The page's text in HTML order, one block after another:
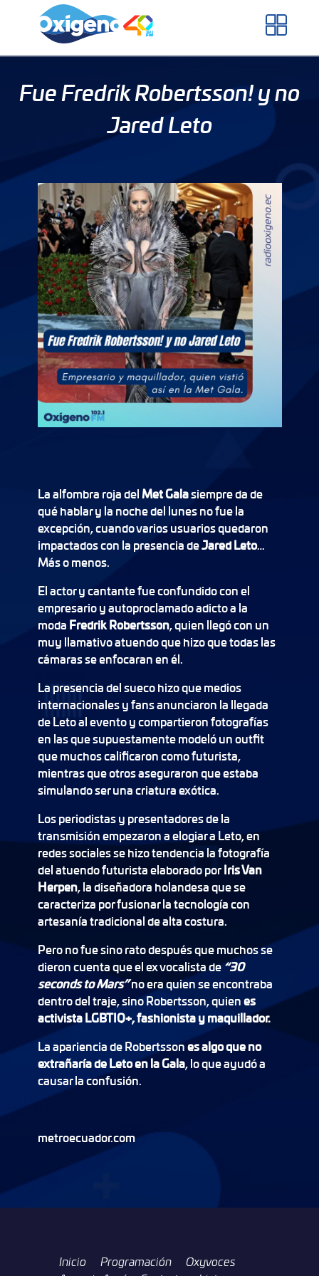
Fue Fredrik Robertsson! y no
Jared Leto
La alfombra roja delMet Galasiempre da de
qué hablar y la noche del lunes no fue la
excepción, cuando varios usuarios quedaron
impactados con la presencia deJared Leto…
Más o menos.
El actor y cantante fue confundido con el
empresario y autoproclamado adicto a la
moda Fredrik Robertsson, quien llegó con un
muy llamativo atuendo que hizo que todas las
cámaras se enfocaran en él.
La presencia del sueco hizo que medios
internacionales y fans anunciaron la llegada
de Leto al evento y compartieron fotografías
en las que supuestamente modeló un outfit
que muchos calificaron como futurista,
mientras que otros aseguraron que estaba
simulando ser una criatura exótica.
Los periodistas y presentadores de la
transmisión empezaron a elogiar a Leto, en
redes sociales se hizo tendencia la fotografía
del atuendo futurista elaborado porIris Van
Herpen, la diseñadora holandesa que se
caracteriza por fusionar la tecnología con
artesanía tradicional de alta costura.
Pero no fue sino rato después que muchos se
dieron cuenta que el ex vocalista de“30
seconds to Mars”no era quien se encontraba
dentro del traje, sino Robertsson, quienes
activista LGBTIQ+, fashionista y maquillador.
La apariencia de Robertssones algo que no
extrañaría de Leto en la Gala, lo que ayudó a
causar la confusión.
metroecuador.com
Inicio Programación
Oxyvoces